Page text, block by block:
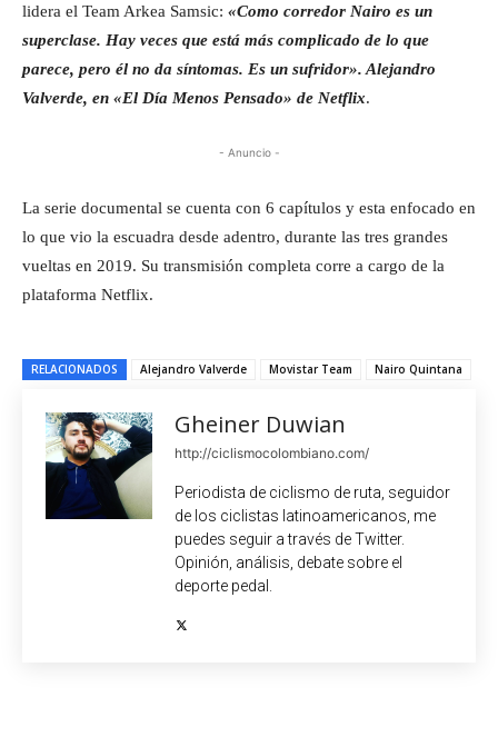
lidera el Team Arkea Samsic: «Como corredor Nairo es un
superclase. Hay veces que está más complicado de lo que
parece, pero él no da síntomas. Es un sufridor». Alejandro
Valverde, en «El Día Menos Pensado» de Netflix.
- Anuncio -
La serie documental se cuenta con 6 capítulos y esta enfocado en
lo que vio la escuadra desde adentro, durante las tres grandes
vueltas en 2019. Su transmisión completa corre a cargo de la
plataforma Netflix.
RELACIONADOS Alejandro Valverde Movistar Team Nairo Quintana
Gheiner Duwian
http://ciclismocolombiano.com/
Periodista de ciclismo de ruta, seguidor
de los ciclistas latinoamericanos, me
puedes seguir a través de Twitter.
Opinión, análisis, debate sobre el
deporte pedal.